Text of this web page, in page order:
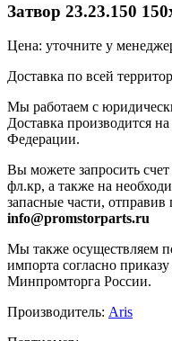
Затвор 23.23.150
Цена: уточните у
Доставка по всей
Мы работаем с
Доставка производится
Федерации.
Вы можете запросить
фл.кр, а также на
запасные части,
info@promstorparts.ru
Мы также осуществляем
импорта согласно
Минпромторга России.
Производитель: Aris